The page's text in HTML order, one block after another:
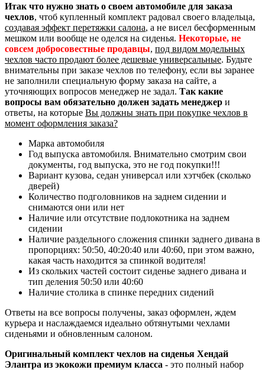
Итак что нужно знать о своем автомобиле для заказа
чехлов, чтоб купленный комплект радовал своего владельца,
создавая эффект перетяжки салона, а не висел бесформенным
мешком или вообще не оделся на сиденья. Некоторые, не
совсем добросовестные продавцы, под видом модельных
чехлов часто продают более дешевые универсальные. Будьте
внимательны при заказе чехлов по телефону, если вы заранее
не заполнили специальную форму заказа на сайте, а
уточняющих вопросов менеджер не задал. Так какие
вопросы вам обязательно должен задать менеджер и
ответы, на которые Вы должны знать при покупке чехлов в
момент оформления заказа?
Марка автомобиля
Год выпуска автомобиля. Внимательно смотрим свои
документы, год выпуска, это не год покупки!!!
Вариант кузова, седан универсал или хэтчбек (сколько
дверей)
Количество подголовников на заднем сидении и
снимаются они или нет
Наличие или отсутствие подлокотника на заднем
сидении
Наличие раздельного сложения спинки заднего дивана в
пропорциях: 50:50, 40:20:40 или 40:60, при этом важно,
какая часть находится за спинкой водителя!
Из скольких частей состоит сиденье заднего дивана и
тип деления 50:50 или 40:60
Наличие столика в спинке передних сидений
Ответы на все вопросы получены, заказ оформлен, ждем
курьера и наслаждаемся идеально обтянутыми чехлами
сиденьями и обновленным салоном.
Оригинальный комплект чехлов на сиденья Хендай
Элантра из экокожи премиум класса - это полный набор